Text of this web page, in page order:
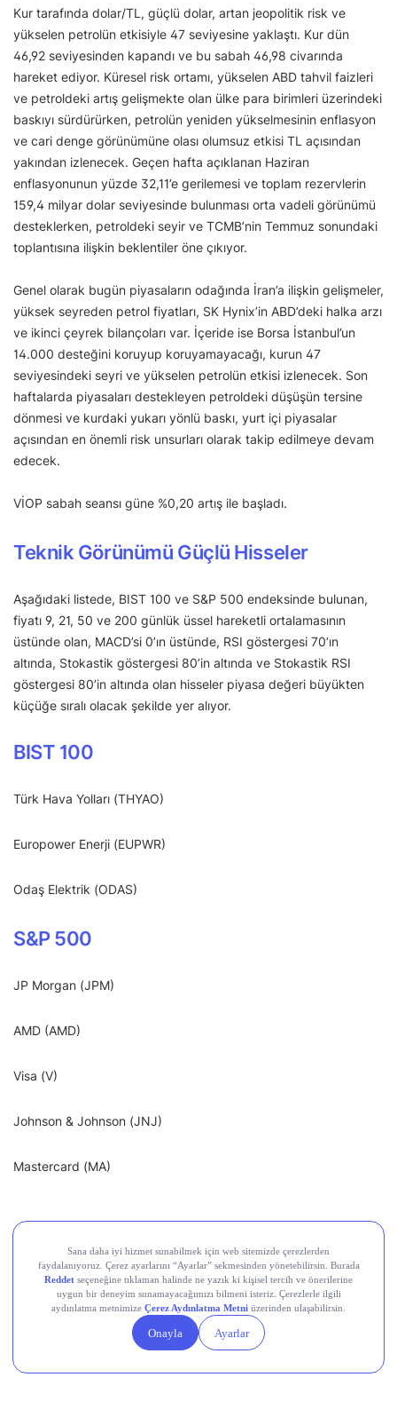
Kur tarafında dolar/TL, güçlü dolar, artan jeopolitik risk ve
yükselen petrolün etkisiyle 47 seviyesine yaklaştı. Kur dün
46,92 seviyesinden kapandı ve bu sabah 46,98 civarında
hareket ediyor. Küresel risk ortamı, yükselen ABD tahvil faizleri
ve petroldeki artış gelişmekte olan ülke para birimleri üzerindeki
baskıyı sürdürürken, petrolün yeniden yükselmesinin enflasyon
ve cari denge görünümüne olası olumsuz etkisi TL açısından
yakından izlenecek. Geçen hafta açıklanan Haziran
enflasyonunun yüzde 32,11’e gerilemesi ve toplam rezervlerin
159,4 milyar dolar seviyesinde bulunması orta vadeli görünümü
desteklerken, petroldeki seyir ve TCMB’nin Temmuz sonundaki
toplantısına ilişkin beklentiler öne çıkıyor.
Genel olarak bugün piyasaların odağında İran’a ilişkin gelişmeler,
yüksek seyreden petrol fiyatları, SK Hynix’in ABD’deki halka arzı
ve ikinci çeyrek bilançoları var. İçeride ise Borsa İstanbul’un
14.000 desteğini koruyup koruyamayacağı, kurun 47
seviyesindeki seyri ve yükselen petrolün etkisi izlenecek. Son
haftalarda piyasaları destekleyen petroldeki düşüşün tersine
dönmesi ve kurdaki yukarı yönlü baskı, yurt içi piyasalar
açısından en önemli risk unsurları olarak takip edilmeye devam
edecek.
VİOP sabah seansı güne %0,20 artış ile başladı.
Teknik Görünümü Güçlü Hisseler
Aşağıdaki listede, BIST 100 ve S&P 500 endeksinde bulunan,
fiyatı 9, 21, 50 ve 200 günlük üssel hareketli ortalamasının
üstünde olan, MACD’si 0’ın üstünde, RSI göstergesi 70’ın
altında, Stokastik göstergesi 80’in altında ve Stokastik RSI
göstergesi 80’in altında olan hisseler piyasa değeri büyükten
küçüğe sıralı olacak şekilde yer alıyor.
BIST 100
Türk Hava Yolları (THYAO)
Europower Enerji (EUPWR)
Odaş Elektrik (ODAS)
S&P 500
JP Morgan (JPM)
AMD (AMD)
Visa (V)
Johnson & Johnson (JNJ)
Mastercard (MA)
Burada yer alan bilgiler yatırım tavsiyesi içermez. Bilgi için:Midas Sorumluluk
Paylaş